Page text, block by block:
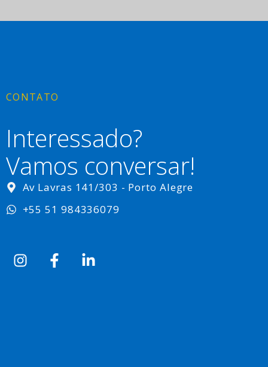
CONTATO
Interessado?
Vamos conversar!
Av Lavras 141/303 - Porto Alegre
+55 51 984336079